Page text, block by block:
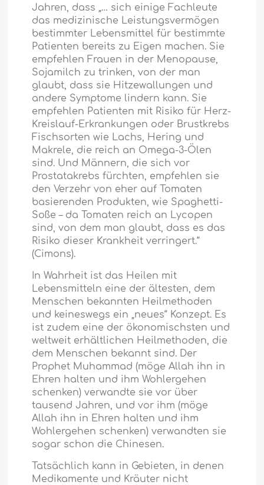
Jahren, dass „… sich einige Fachleute
das medizinische Leistungsvermögen
bestimmter Lebensmittel für bestimmte
Patienten bereits zu Eigen machen. Sie
empfehlen Frauen in der Menopause,
Sojamilch zu trinken, von der man
glaubt, dass sie Hitzewallungen und
andere Symptome lindern kann. Sie
empfehlen Patienten mit Risiko für Herz-
Kreislauf-Erkrankungen oder Brustkrebs
Fischsorten wie Lachs, Hering und
Makrele, die reich an Omega-3-Ölen
sind. Und Männern, die sich vor
Prostatakrebs fürchten, empfehlen sie
den Verzehr von eher auf Tomaten
basierenden Produkten, wie Spaghetti-
Soße – da Tomaten reich an Lycopen
sind, von dem man glaubt, dass es das
Risiko dieser Krankheit verringert.“
(Cimons).
In Wahrheit ist das Heilen mit
Lebensmitteln eine der ältesten, dem
Menschen bekannten Heilmethoden
und keineswegs ein „neues“ Konzept. Es
ist zudem eine der ökonomischsten und
weltweit erhältlichen Heilmethoden, die
dem Menschen bekannt sind. Der
Prophet Muhammad (möge Allah ihn in
Ehren halten und ihm Wohlergehen
schenken) verwandte sie vor über
tausend Jahren, und vor ihm (möge
Allah ihn in Ehren halten und ihm
Wohlergehen schenken) verwandten sie
sogar schon die Chinesen.
Tatsächlich kann in Gebieten, in denen
Medikamente und Kräuter nicht